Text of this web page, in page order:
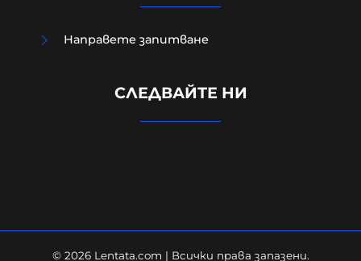
работи най-малко в ЕС,
Направете запитване
СЛЕДВАЙТЕ НИ
© 2026 Lentata.com | Всички права запазени.